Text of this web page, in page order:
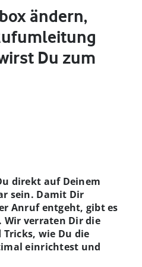
ändern,
Du zum
direkt auf Deinem
sein. Damit Dir
Anruf entgeht, gibt es
Wir verraten Dir die
wie Du die
einrichtest und